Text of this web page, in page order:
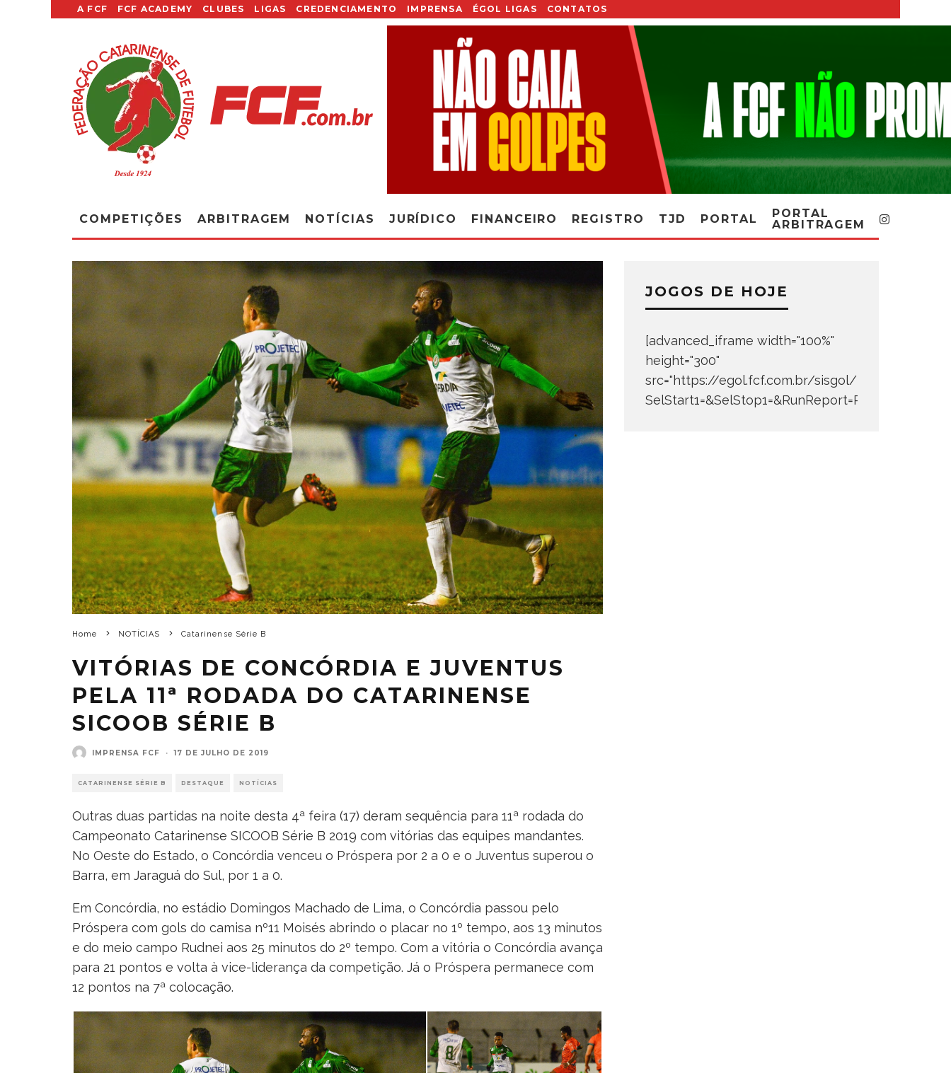
A FCF FCF ACADEMY CLUBES LIGAS CREDENCIAMENTO IMPRENSA ÉGOL LIGAS CONTATOS
COMPETIÇÕES ARBITRAGEM NOTÍCIAS JURÍDICO FINANCEIRO REGISTRO TJD PORTAL
PORTAL
ARBITRAGEM
Home NOTÍCIAS Catarinense Série B
VITÓRIAS DE CONCÓRDIA E JUVENTUS
PELA 11ª RODADA DO CATARINENSE
SICOOB SÉRIE B
IMPRENSA FCF · 17 DE JULHO DE 2019
CATARINENSE SÉRIE B DESTAQUE NOTÍCIAS
Outras duas partidas na noite desta 4ª feira (17) deram sequência para 11ª rodada do
Campeonato Catarinense SICOOB Série B 2019 com vitórias das equipes mandantes.
No Oeste do Estado, o Concórdia venceu o Próspera por 2 a 0 e o Juventus superou o
Barra, em Jaraguá do Sul, por 1 a 0.
Em Concórdia, no estádio Domingos Machado de Lima, o Concórdia passou pelo
Próspera com gols do camisa nº11 Moisés abrindo o placar no 1º tempo, aos 13 minutos
e do meio campo Rudnei aos 25 minutos do 2º tempo. Com a vitória o Concórdia avança
para 21 pontos e volta à vice-liderança da competição. Já o Próspera permanece com
12 pontos na 7ª colocação.
JOGOS DE HOJE
[advanced_iframe width="100%"
height="300"
src="https://egol.fcf.com.br/sisgol/
SelStart1=&SelStop1=&RunReport=Run+Report"]